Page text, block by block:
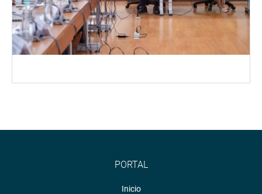
PORTAL
Inicio